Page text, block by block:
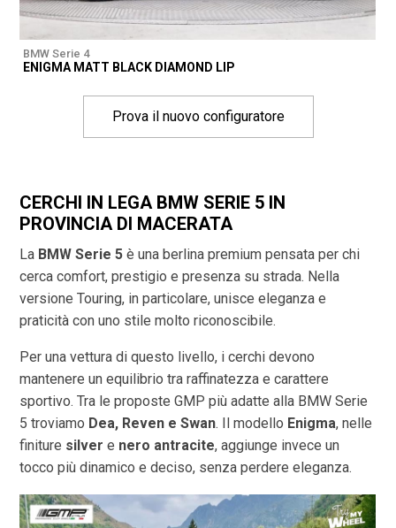
BMW Serie 4
ENIGMA MATT BLACK DIAMOND LIP
Prova il nuovo configuratore
CERCHI IN LEGA BMW SERIE 5 IN
PROVINCIA DI MACERATA
La BMW Serie 5 è una berlina premium pensata per chi
cerca comfort, prestigio e presenza su strada. Nella
versione Touring, in particolare, unisce eleganza e
praticità con uno stile molto riconoscibile.
Per una vettura di questo livello, i cerchi devono
mantenere un equilibrio tra raffinatezza e carattere
sportivo. Tra le proposte GMP più adatte alla BMW Serie
5 troviamo Dea, Reven e Swan. Il modello Enigma, nelle
finiture silver e nero antracite, aggiunge invece un
tocco più dinamico e deciso, senza perdere eleganza.